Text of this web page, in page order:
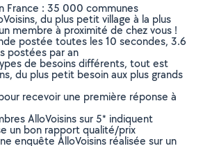
France : 35 000 communes
du plus petit village à la plus
membre à proximité de chez vous !
postée toutes les 10 secondes, 3.6
postées par an
de besoins différents, tout est
du plus petit besoin aux plus grands
recevoir une première réponse à
AlloVoisins sur 5* indiquent
un bon rapport qualité/prix
enquête AlloVoisins réalisée sur un